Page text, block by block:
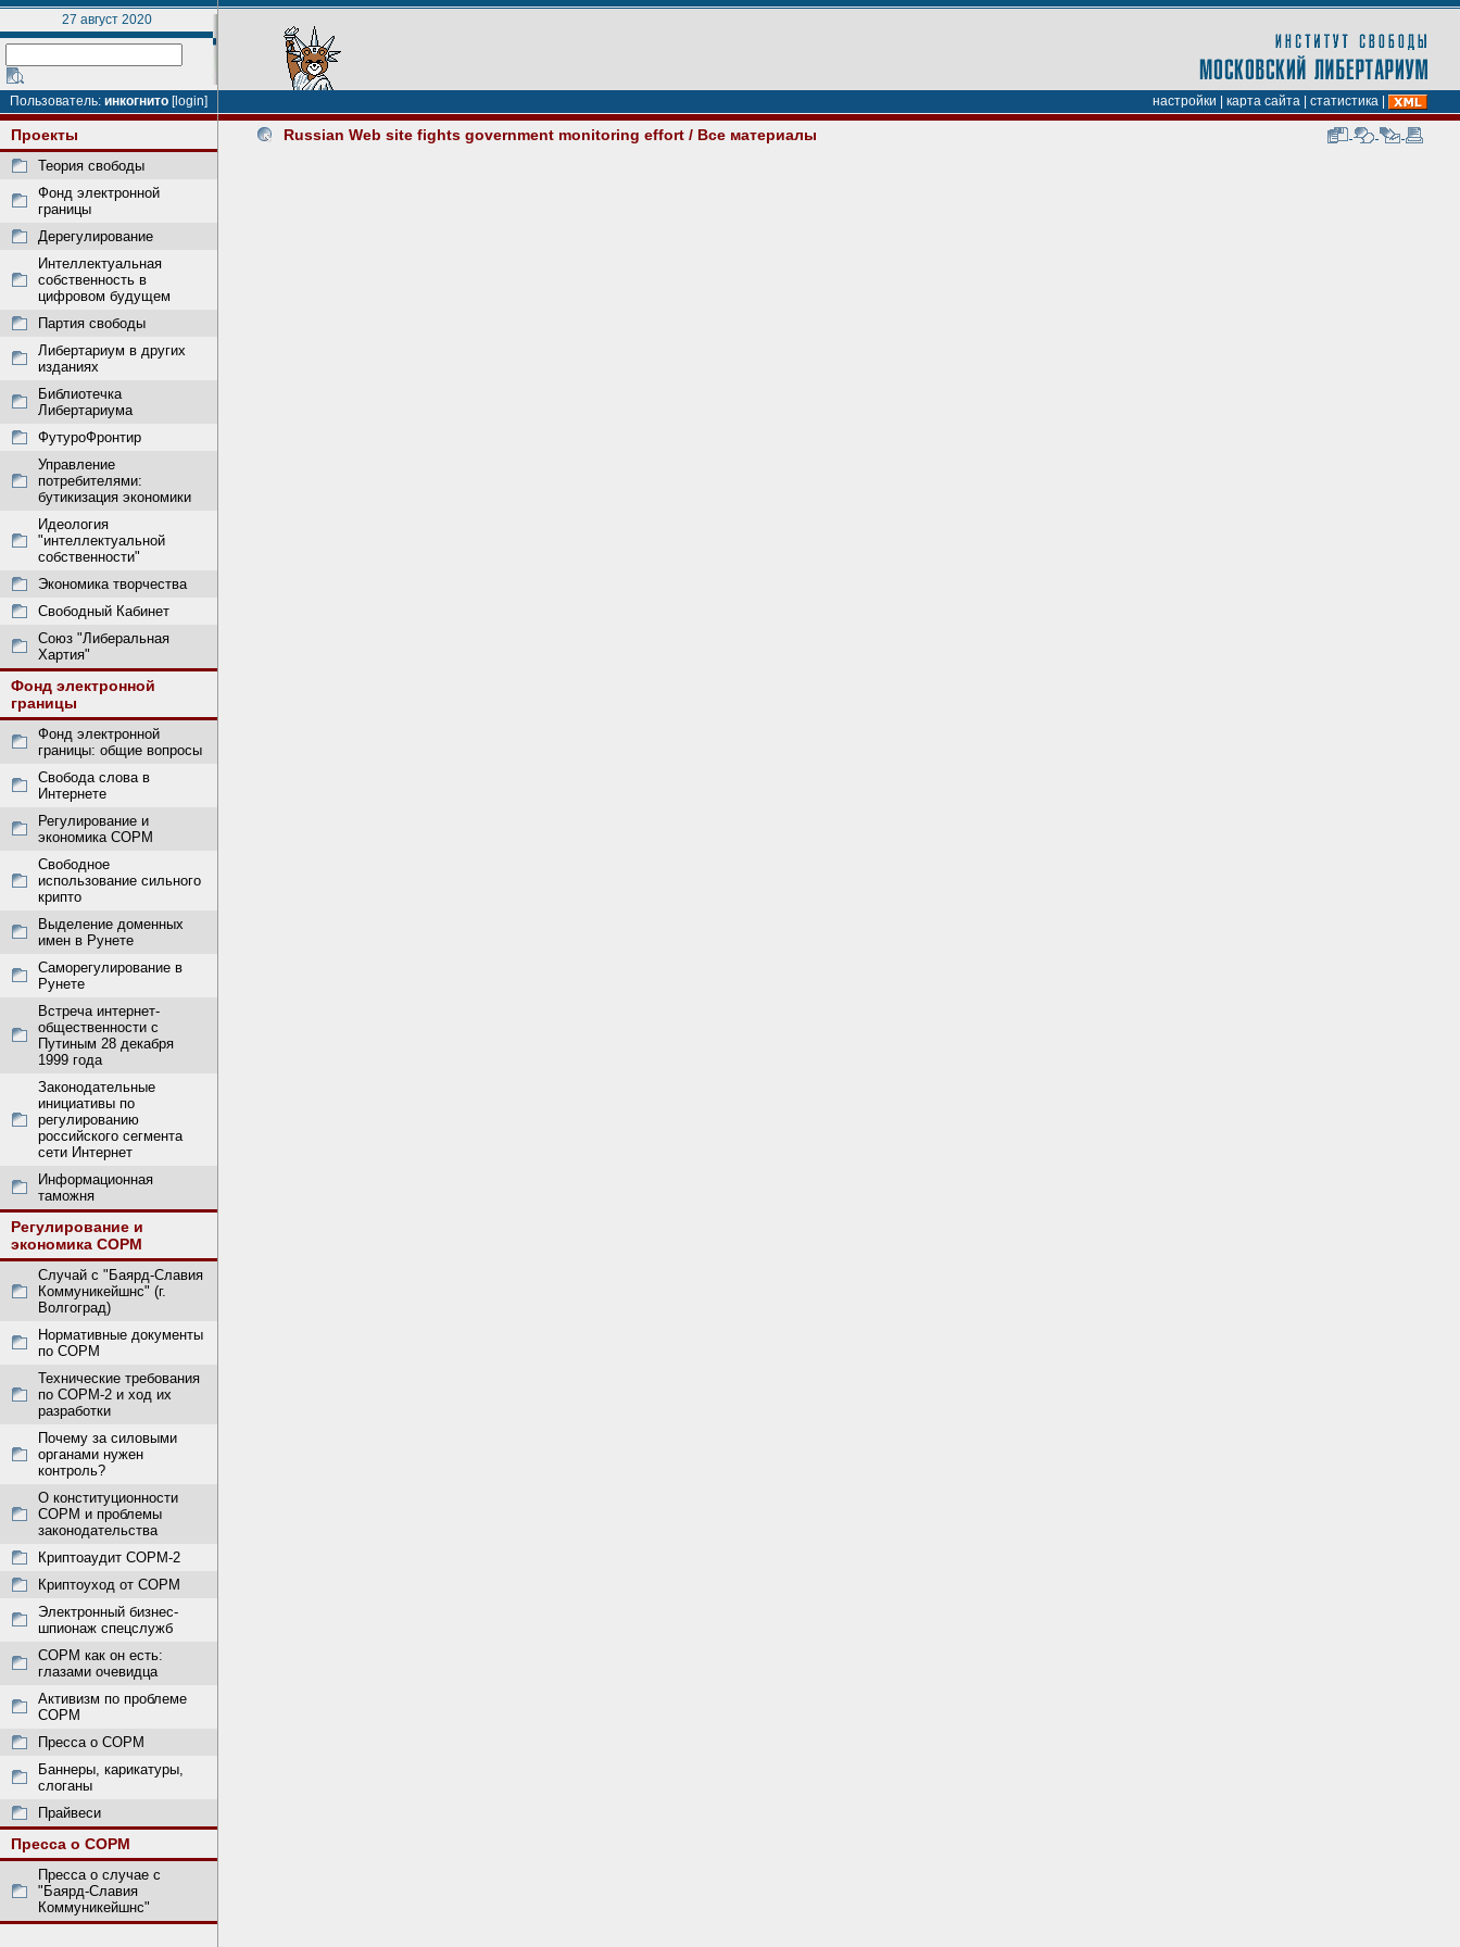
27 август 2020
Пользователь: инкогнито [login] настройки карта сайта статистика
Проекты
Теория свободы
Фонд электронной
границы
Дерегулирование
Интеллектуальная
собственность в
цифровом будущем
Партия свободы
Либертариум в других
изданиях
Библиотечка
Либертариума
ФутуроФронтир
Управление
потребителями:
бутикизация экономики
Идеология
"интеллектуальной
собственности"
Экономика творчества
Свободный Кабинет
Союз "Либеральная
Хартия"
Фонд электронной
границы
Фонд электронной
границы: общие вопросы
Свобода слова в
Интернете
Регулирование и
экономика СОРМ
Свободное
использование сильного
крипто
Выделение доменных
имен в Рунете
Саморегулирование в
Рунете
Встреча интернет-
общественности с
Путиным 28 декабря
1999 года
Законодательные
инициативы по
регулированию
российского сегмента
сети Интернет
Информационная
таможня
Регулирование и
экономика СОРМ
Случай с "Баярд-Славия
Коммуникейшнс" (г.
Волгоград)
Нормативные документы
по СОРМ
Технические требования
по СОРМ-2 и ход их
разработки
Почему за силовыми
органами нужен
контроль?
О конституционности
СОРМ и проблемы
законодательства
Криптоаудит СОРМ-2
Криптоуход от СОРМ
Электронный бизнес-
шпионаж спецслужб
СОРМ как он есть:
глазами очевидца
Активизм по проблеме
СОРМ
Пресса о СОРМ
Баннеры, карикатуры,
слоганы
Прайвеси
Пресса о СОРМ
Пресса о случае с
"Баярд-Славия
Коммуникейшнс"
Russian Web site fights government monitoring effort / Все материалы